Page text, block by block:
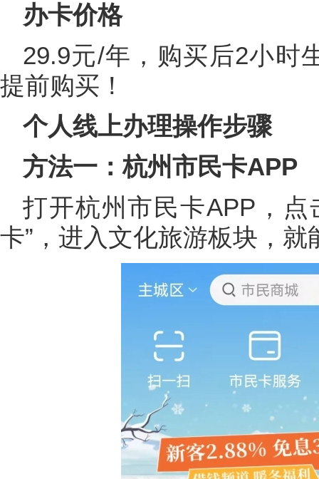
办卡价格
29.9元/年，购买后2小时
提前购买！
个人线上办理操作步骤
方法一：杭州市民卡APP
打开杭州市民卡APP，点
卡”，进入文化旅游板块，